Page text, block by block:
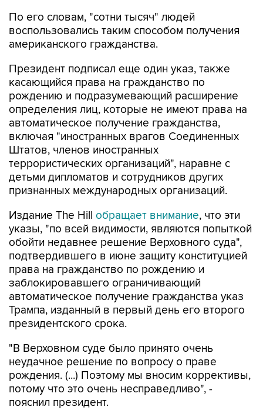
По его словам, "сотни тысяч" людей
воспользовались таким способом получения
американского гражданства.
Президент подписал еще один указ, также
касающийся права на гражданство по
рождению и подразумевающий расширение
определения лиц, которые не имеют права на
автоматическое получение гражданства,
включая "иностранных врагов Соединенных
Штатов, членов иностранных
террористических организаций", наравне с
детьми дипломатов и сотрудников других
признанных международных организаций.
Издание The Hill обращает внимание, что эти
указы, "по всей видимости, являются попыткой
обойти недавнее решение Верховного суда",
подтвердившего в июне защиту конституцией
права на гражданство по рождению и
заблокировавшего ограничивающий
автоматическое получение гражданства указ
Трампа, изданный в первый день его второго
президентского срока.
"В Верховном суде было принято очень
неудачное решение по вопросу о праве
рождения. (...) Поэтому мы вносим коррективы,
потому что это очень несправедливо", -
пояснил президент.